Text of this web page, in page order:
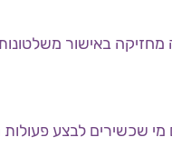
מעל לגיל 18. העמותה